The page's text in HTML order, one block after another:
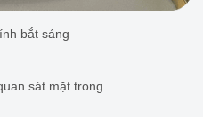
bắt sáng
sát mặt trong